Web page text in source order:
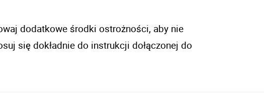
dodatkowe środki ostrożności, aby nie
się dokładnie do instrukcji dołączonej do